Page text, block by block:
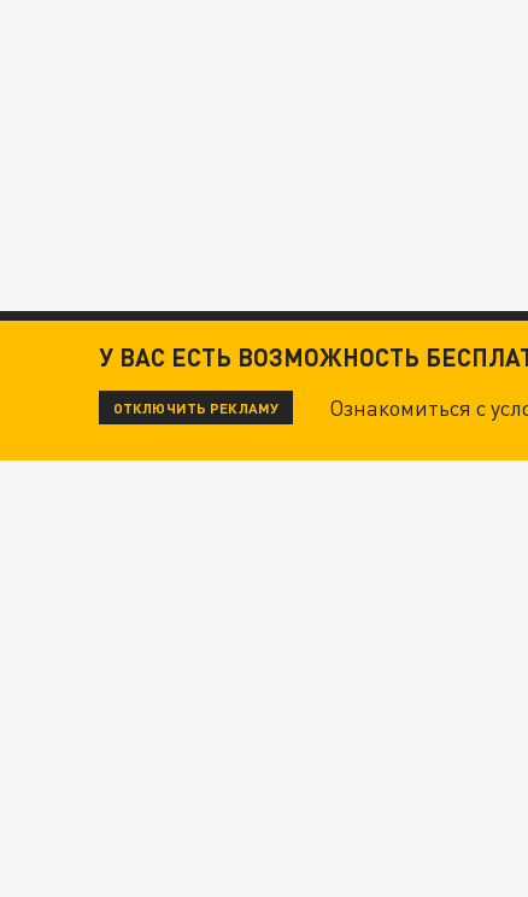
У ВАС ЕСТЬ ВОЗМОЖНОСТЬ
ОТКЛЮЧИТЬ РЕКЛАМУ Ознакомиться с